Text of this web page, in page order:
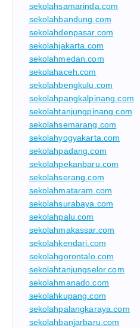
sekolahsamarinda.com
sekolahbandung.com
sekolahdenpasar.com
sekolahjakarta.com
sekolahmedan.com
sekolahaceh.com
sekolahbengkulu.com
sekolahpangkalpinang.com
sekolahtanjungpinang.com
sekolahsemarang.com
sekolahyogyakarta.com
sekolahpadang.com
sekolahpekanbaru.com
sekolahserang.com
sekolahmataram.com
sekolahsurabaya.com
sekolahpalu.com
sekolahmakassar.com
sekolahkendari.com
sekolahgorontalo.com
sekolahtanjungselor.com
sekolahmanado.com
sekolahkupang.com
sekolahpalangkaraya.com
sekolahbanjarbaru.com